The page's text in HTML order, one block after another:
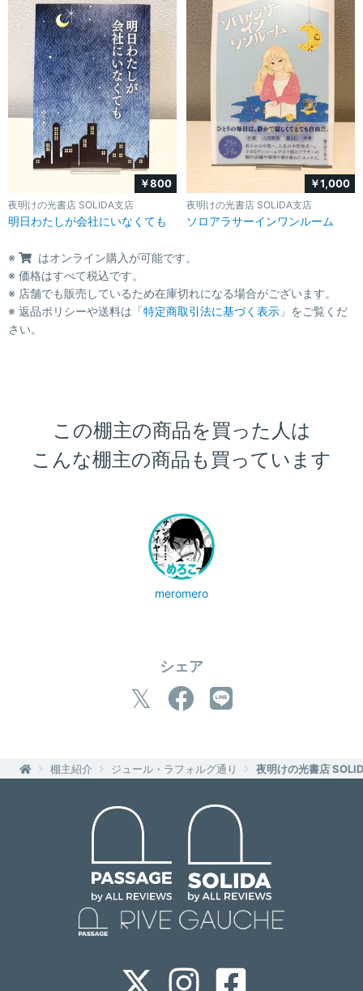
￥800
夜明けの光書店 SOLIDA支店
明日わたしが会社にいなくても
￥1,000
夜明けの光書店 SOLIDA支店
ソロアラサーインワンルーム
※
はオンライン購入が可能です。
※ 価格はすべて税込です。
※ 店舗でも販売しているため在庫切れになる場合がございます。
※ 返品ポリシーや送料は「特定商取引法に基づく表示 」をご覧くだ
さい。
この棚主の商品を買った人は
こんな棚主の商品も買っています
meromero
シェア
棚主紹介 ジュール・ラフォルグ通り 夜明けの光書店